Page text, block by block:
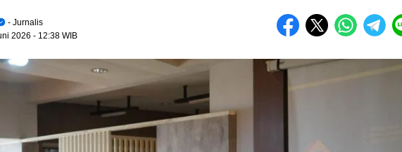
- Jurnalis
2026 - 12:38 WIB